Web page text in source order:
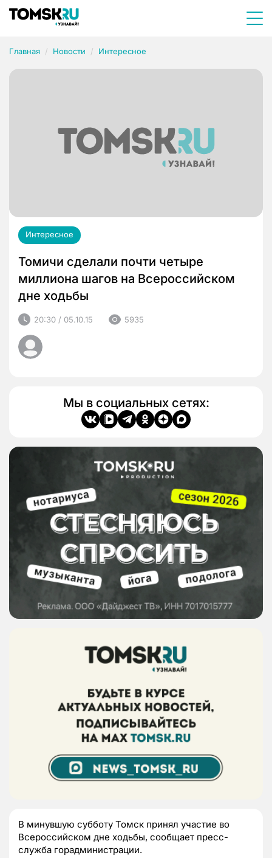
Главная Новости Интересное
Интересное
Томичи сделали почти четыре
миллиона шагов на Всероссийском
дне ходьбы
20:30 / 05.10.15 5935
Мы в социальных сетях:
В минувшую субботу Томск принял участие во
Всероссийском дне ходьбы, сообщает пресс-
служба горадминистрации.